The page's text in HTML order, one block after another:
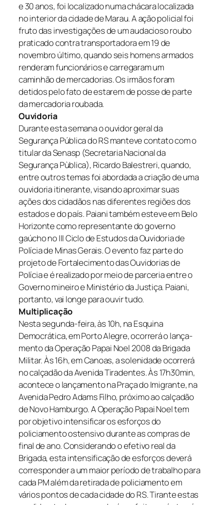
e 30 anos, foi localizado numa chácara localizada
no interior da cidade de Marau. A ação policial foi
fruto das investigações de um audacioso roubo
praticado contra transportadora em 19 de
novembro último, quando seis homens armados
renderam funcionários e carregaram um
caminhão de mercadorias. Os irmãos foram
detidos pelo fato de estarem de posse de parte
da mercadoria roubada.
Ouvidoria
Durante esta semana o ouvidor geral da
Segurança Pública do RS manteve contato com o
titular da Senasp (Secretaria Nacional da
Segurança Pùblica), Ricardo Balestreri, quando,
entre outros temas foi abordada a criação de uma
ouvidoria itinerante, visando aproximar suas
ações dos cidadãos nas diferentes regiões dos
estados e do país. Paiani também esteve em Belo
Horizonte como representante do governo
gaúcho no III Ciclo de Estudos da Ouvidoria de
Polícia de Minas Gerais. O evento faz parte do
projeto de Fortalecimento das Ouvidorias de
Polícia e é realizado por meio de parceria entre o
Governo mineiro e Ministério da Justiça. Paiani,
portanto, vai longe para ouvir tudo.
Multiplicação
Nesta segunda-feira, às 10h, na Esquina
Democrática, em Porto Alegre, ocorrerá o lança-
mento da Operação Papai Noel 2008 da Brigada
Militar. Às 16h, em Canoas, a solenidade ocorrerá
no calçadão da Avenida Tiradentes. Às 17h30min,
acontece o lançamento na Praça do Imigrante, na
Avenida Pedro Adams Filho, próximo ao calçadão
de Novo Hamburgo. A Operação Papai Noel tem
por objetivo intensificar os esforços do
policiamento ostensivo durante as compras de
final de ano. Considerando o efetivo real da
Brigada, esta intensificação de esforços deverá
corresponder a um maior período de trabalho para
cada PM além da retirada de policiamento em
vários pontos de cada cidade do RS. Tirante estas